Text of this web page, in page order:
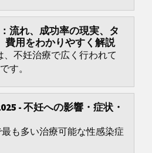
流れ、成功率の現実、タ
費用をわかりやすく解説
不妊治療で広く行われて
す。
- 不妊への影響・症状・
も多い治療可能な性感染症